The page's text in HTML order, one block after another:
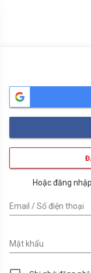
Hoặc đăng
Email / Số điện thoại
Mật khẩu